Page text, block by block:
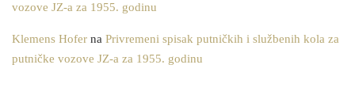
vozove JZ-a za 1955. godinu
Klemens Hofer na Privremeni spisak putničkih i službenih kola za
putničke vozove JZ-a za 1955. godinu